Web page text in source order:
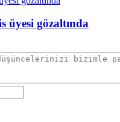
üyesi gözaltında